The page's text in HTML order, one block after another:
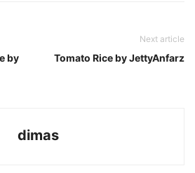
by
Next article
Tomato Rice by JettyAnfarz
dimas